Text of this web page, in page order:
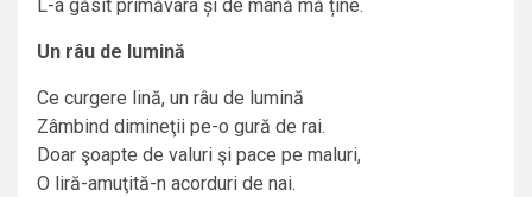
L-a găsit primăvara și de mână mă ține.
Un râu de lumină
Ce curgere lină, un râu de lumină
Zâmbind dimineţii pe-o gură de rai.
Doar şoapte de valuri şi pace pe maluri,
O liră-amuţită-n acorduri de nai.